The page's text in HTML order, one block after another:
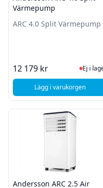
Värmepump
ARC 4.0 Split Värmepump
12 179 kr Ej i
Ej i
Lägg i varukorgen
, Andersson
Andersson ARC 2.5 Air